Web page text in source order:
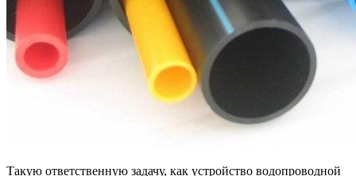
Такую ответственную задачу, как устройство водопроводной